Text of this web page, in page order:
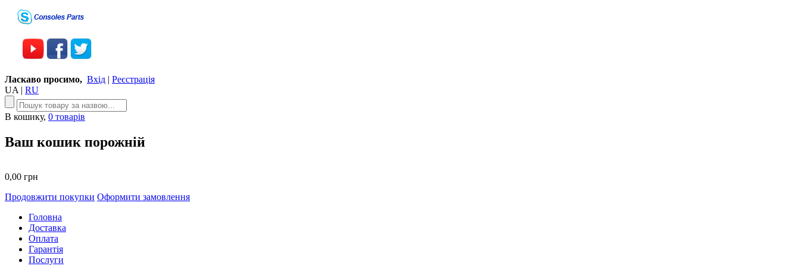
Ласкаво просимо, Вхід | Реєстрація
UA | RU
В кошику, 0 товарів
Ваш кошик порожній
0,00 грн
Продовжити покупки Оформити замовлення
Головна
Доставка
Оплата
Гарантія
Послуги